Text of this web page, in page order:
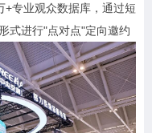
专业观众数据库，通过短
式进行"点对点"定向邀约